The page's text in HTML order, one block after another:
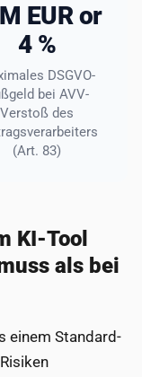
EUR or
4 %
DSGVO-
bei AVV-
Verstoß des
(Art. 83)
KI-Tool
als bei
einem Standard-